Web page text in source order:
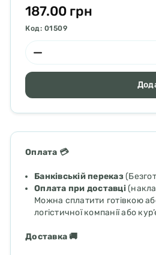
187.00 грн
Код: 01509
Оплата 💳
Банківській переказ
Оплата при доставці
Можна сплатити готівкою
логістичної компанії або
Доставка 🚚